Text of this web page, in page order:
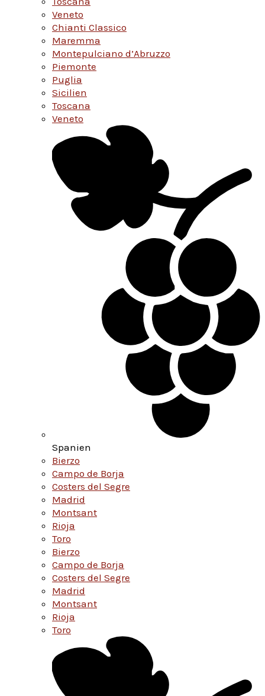
Veneto
Chianti Classico
Maremma
Montepulciano d’Abruzzo
Piemonte
Puglia
Sicilien
Toscana
Veneto
Spanien
Bierzo
Campo de Borja
Costers del Segre
Madrid
Montsant
Rioja
Toro
Bierzo
Campo de Borja
Costers del Segre
Madrid
Montsant
Rioja
Toro